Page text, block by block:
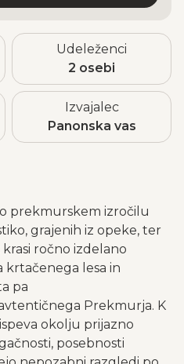
Udeleženci
2 osebi
Izvajalec
Panonska vas
prekmurskem izročilu
grajenih iz opeke, ter
ročno izdelano
krtačenega lesa in
pa
Prekmurja. K
okolju prijazno
posebnosti